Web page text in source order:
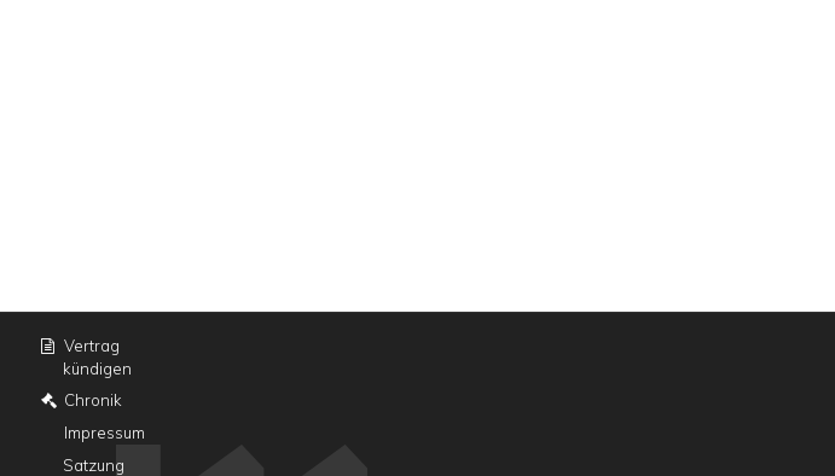
Vertrag
kündigen
Chronik
Impressum
Satzung